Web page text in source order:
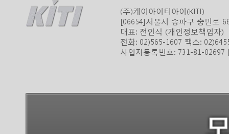
(주)케이아이티아이(KITI)
[06654]서울시 송파구 충민로
대표: 전인식 (개인정보책임자)
전화: 02)565-1607 팩스:
사업자등록번호: 731-81-